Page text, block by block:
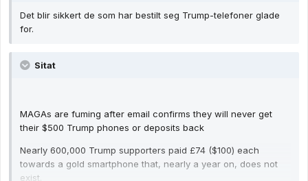
Det blir sikkert de som har bestilt seg Trump-telefoner glade
for.
Sitat
MAGAs are fuming after email confirms they will never get
their $500 Trump phones or deposits back
Nearly 600,000 Trump supporters paid £74 ($100) each
towards a gold smartphone that, nearly a year on, does not
exist.